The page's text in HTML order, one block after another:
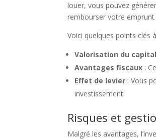
louer, vous pouvez
rembourser votre emprunt
Voici quelques points clés
Valorisation du capital
Avantages fiscaux :
Effet de levier : Vous
investissement.
Risques et
Malgré les avantages,